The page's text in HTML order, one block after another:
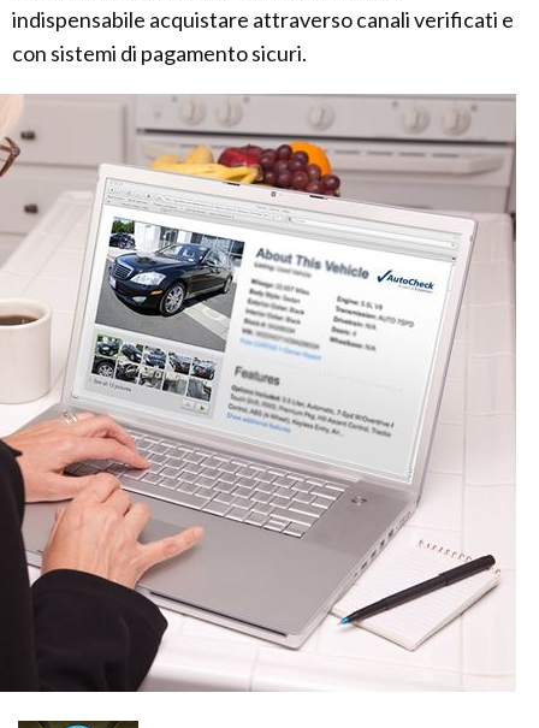
indispensabile acquistare attraverso canali verificati e
con sistemi di pagamento sicuri.